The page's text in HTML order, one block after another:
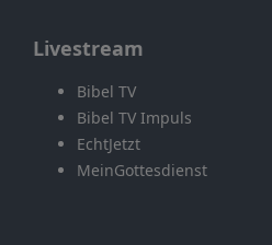
Livestream
Bibel TV
Bibel TV Impuls
EchtJetzt
MeinGottesdienst